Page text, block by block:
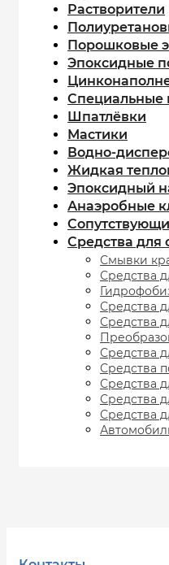
Растворители
Порошковые
Эпоксидные
Специальные
Шпатлёвки
Мастики
Водно-
Жидкая
Эпоксидный
Анаэробные
Средства для
Смывки
Средства
Средства
Средства
Средства
Средства
Средства
Средства
Средства